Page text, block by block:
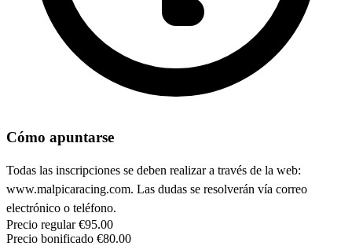
Cómo apuntarse
Todas las inscripciones se deben realizar a través de la web:
www.malpicaracing.com. Las dudas se resolverán vía correo
electrónico o teléfono.
Precio regular €95.00
Precio bonificado €80.00